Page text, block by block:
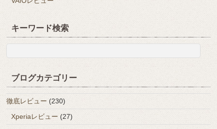
キーワード検索
ブログカテゴリー
徹底レビュー (230)
Xperiaレビュー (27)